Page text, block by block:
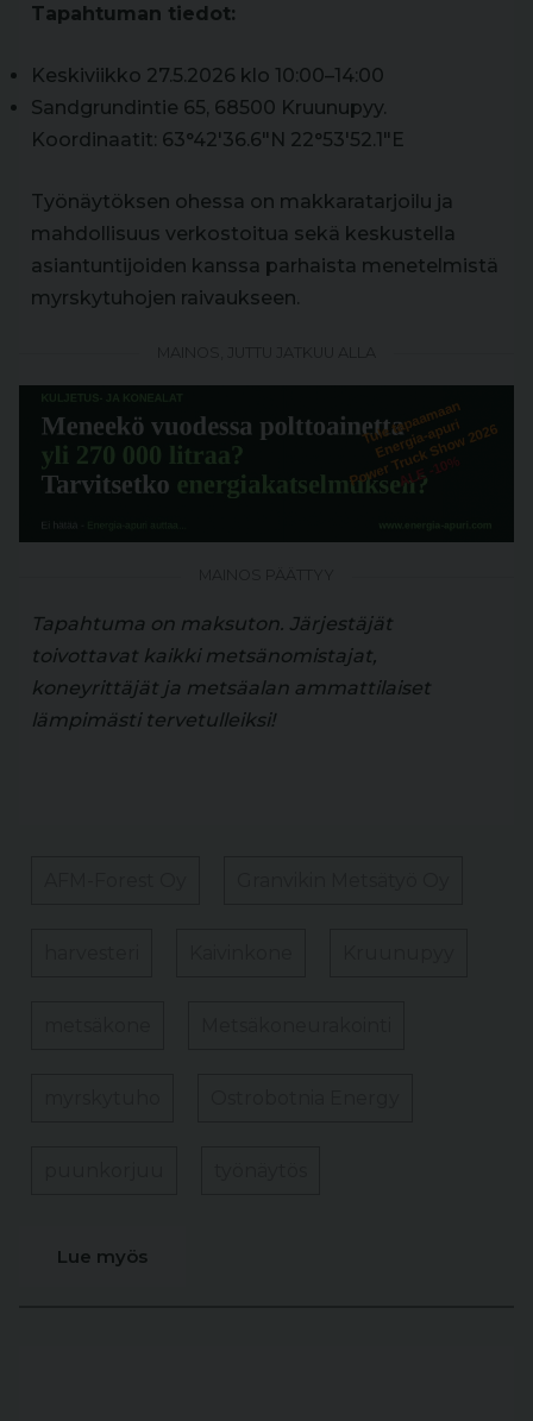
Tapahtuman tiedot:
Keskiviikko 27.5.2026 klo 10:00–14:00
Sandgrundintie 65, 68500 Kruunupyy.
Koordinaatit: 63°42'36.6"N 22°53'52.1"E
Työnäytöksen ohessa on makkaratarjoilu ja
mahdollisuus verkostoitua sekä keskustella
asiantuntijoiden kanssa parhaista menetelmistä
myrskytuhojen raivaukseen.
Tapahtuma on maksuton. Järjestäjät
toivottavat kaikki metsänomistajat,
koneyrittäjät ja metsäalan ammattilaiset
lämpimästi tervetulleiksi!
Lue myös